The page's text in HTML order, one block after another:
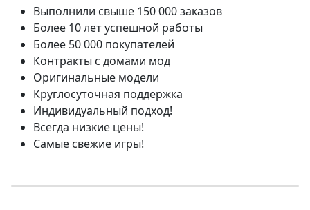
Выполнили свыше 150 000 заказов
Более 10 лет успешной работы
Более 50 000 покупателей
Контракты с домами мод
Оригинальные модели
Круглосуточная поддержка
Индивидуальный подход!
Всегда низкие цены!
Самые свежие игры!